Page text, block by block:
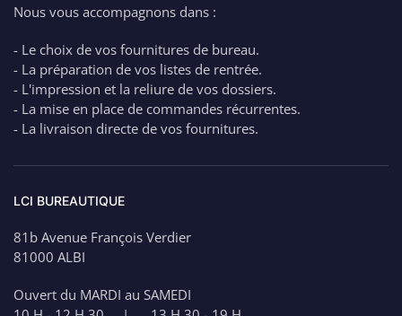
BLEU
Nous vous accompagnons dans :
- Le choix de vos fournitures de bureau.
- La préparation de vos listes de rentrée.
- L'impression et la reliure de vos dossiers.
- La mise en place de commandes récurrentes.
- La livraison directe de vos fournitures.
LCI BUREAUTIQUE
81b Avenue François Verdier
81000 ALBI
Ouvert du MARDI au SAMEDI